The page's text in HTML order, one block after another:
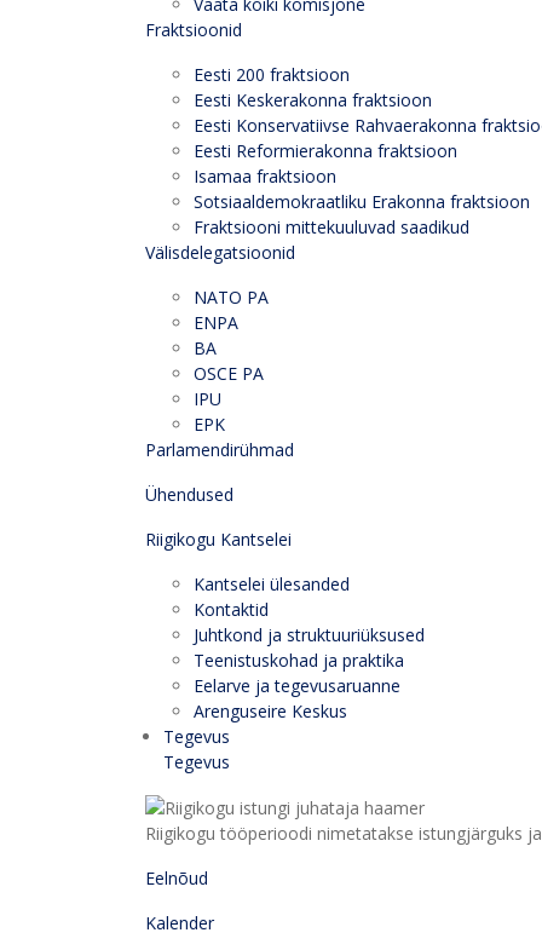
Fraktsioonid
Eesti 200 fraktsioon
Eesti Keskerakonna fraktsioon
Eesti Konservatiivse Rahvaerakonna
Eesti Reformierakonna fraktsioon
Isamaa fraktsioon
Sotsiaaldemokraatliku Erakonna fraktsioon
Fraktsiooni mittekuuluvad saadikud
Välisdelegatsioonid
NATO PA
ENPA
BA
OSCE PA
IPU
EPK
Parlamendirühmad
Ühendused
Riigikogu Kantselei
Kantselei ülesanded
Kontaktid
Juhtkond ja struktuuriüksused
Teenistuskohad ja praktika
Eelarve ja tegevusaruanne
Arenguseire Keskus
Tegevus
Tegevus
Riigikogu tööperioodi nimetatakse istungjärguks
Eelnõud
Kalender